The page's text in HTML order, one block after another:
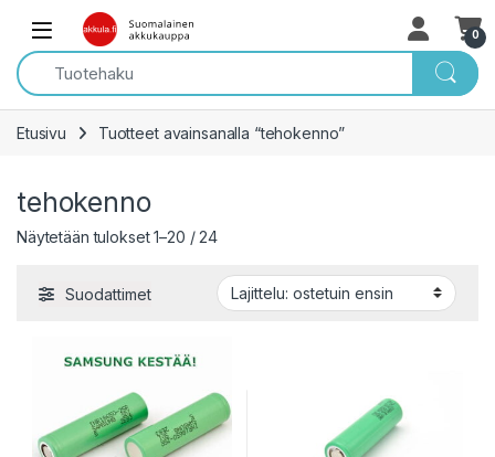
Skip to navigation
Skip to content
Open 0
Etusivu Tuotteet avainsanalla “tehokenno”
tehokenno
Näytetään tulokset 1–20 / 24Sorted by popularity
Suodattimet